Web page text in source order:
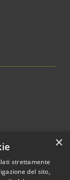
×
strettamente
del sito,